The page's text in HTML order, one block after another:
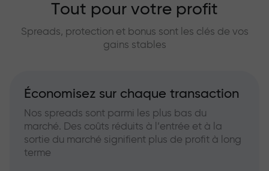
Tout pour votre profit
Spreads, protection et bonus sont les clés de vos
gains stables
Économisez sur chaque transaction
Nos spreads sont parmi les plus bas du
marché. Des coûts réduits à l’entrée et à la
sortie du marché signifient plus de profit à long
terme